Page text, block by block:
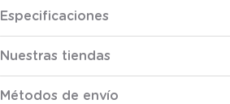
Especificaciones
Nuestras tiendas
Métodos de envío